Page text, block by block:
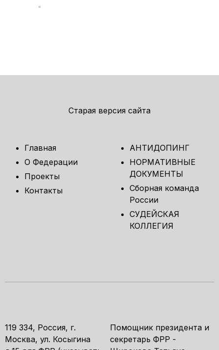
Старая версия сайта
Главная
О Федерации
Проекты
Контакты
АНТИДОПИНГ
НОРМАТИВНЫЕ
ДОКУМЕНТЫ
Сборная команда
России
СУДЕЙСКАЯ
КОЛЛЕГИЯ
119 334, Россия, г.
Москва, ул. Косыгина
Помощник президента и
секретарь ФРР -